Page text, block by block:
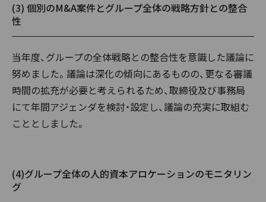
(3) 個別のM&A案件とグループ全体の戦略方針との整合
性
当年度、グループの全体戦略との整合性を意識した議論に
努めました。議論は深化の傾向にあるものの、更なる審議
時間の拡充が必要と考えられるため、取締役及び事務局
にて年間アジェンダを検討・設定し、議論の充実に取組む
こととしました。
(4)グループ全体の人的資本アロケーションのモニタリン
グ